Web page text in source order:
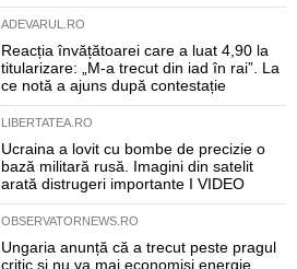
ADEVARUL.RO
Reacția învățătoarei care a luat 4,90 la
titularizare: „M-a trecut din iad în rai”. La
ce notă a ajuns după contestație
LIBERTATEA.RO
Ucraina a lovit cu bombe de precizie o
bază militară rusă. Imagini din satelit
arată distrugeri importante I VIDEO
OBSERVATORNEWS.RO
Ungaria anunță că a trecut peste pragul
critic și nu va mai economisi energie.